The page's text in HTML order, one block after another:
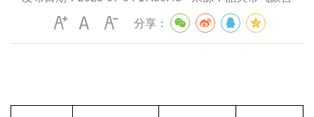
分享：